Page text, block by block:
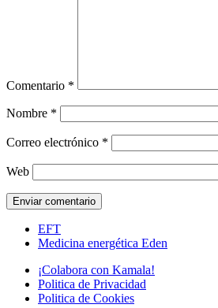
Comentario *
Nombre *
Correo electrónico *
Web
EFT
Medicina energética Eden
¡Colabora con Kamala!
Politica de Privacidad
Politica de Cookies